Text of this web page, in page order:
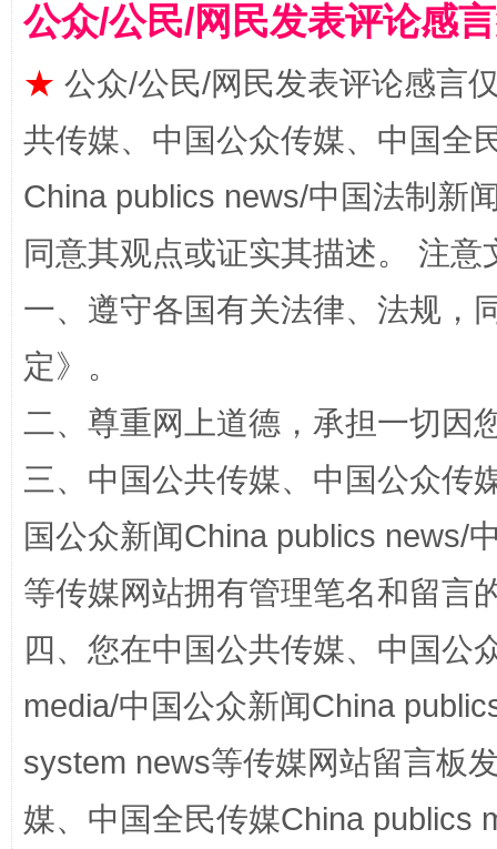
解纷+调解+退费，一次搞定
公众/公民/网民发表评论感
★ 公众/公民/网民发表评论感言
共传媒、中国公众传媒、中国全
China publics news/中国法制新
同意其观点或证实其描述。 注
一、遵守各国有关法律、法规，
定》。
二、尊重网上道德，承担一切因
三、中国公共传媒、中国公众传
国公众新闻China publics news/
等传媒网站拥有管理笔名和留言
四、您在中国公共传媒、中国公
media/中国公众新闻China
system news等传媒网站留言板
媒、中国全民传媒China publics